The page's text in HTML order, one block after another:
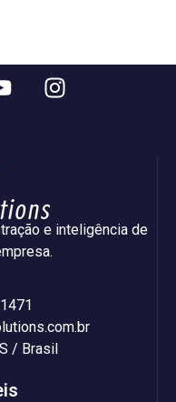
e inteligência de
/ Brasil